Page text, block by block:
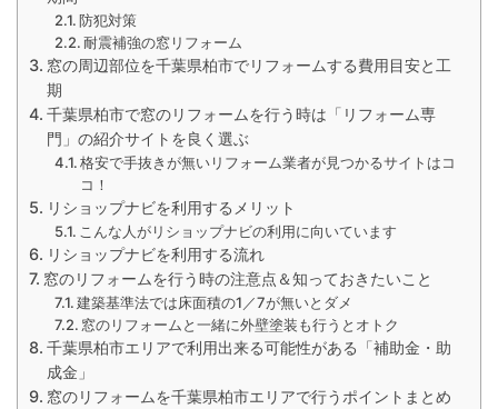
防犯対策
耐震補強の窓リフォーム
窓の周辺部位を千葉県柏市でリフォームする費用目安と工
期
千葉県柏市で窓のリフォームを行う時は「リフォーム専
門」の紹介サイトを良く選ぶ
格安で手抜きが無いリフォーム業者が見つかるサイトはコ
コ！
リショップナビを利用するメリット
こんな人がリショップナビの利用に向いています
リショップナビを利用する流れ
窓のリフォームを行う時の注意点＆知っておきたいこと
建築基準法では床面積の1／7が無いとダメ
窓のリフォームと一緒に外壁塗装も行うとオトク
千葉県柏市エリアで利用出来る可能性がある「補助金・助
成金」
窓のリフォームを千葉県柏市エリアで行うポイントまとめ